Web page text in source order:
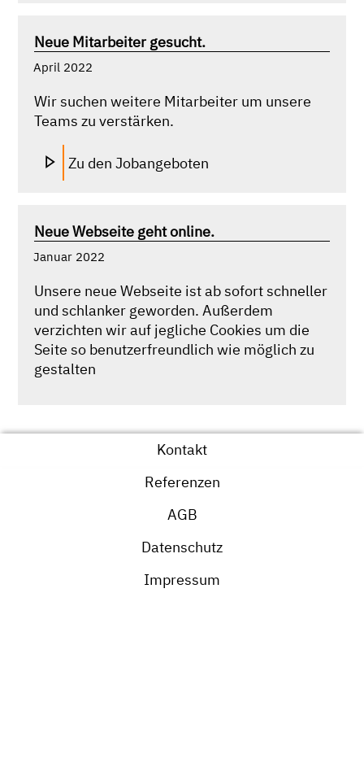
Neue Mitarbeiter gesucht.
April 2022
Wir suchen weitere Mitarbeiter um unsere
Teams zu verstärken.
Zu den Jobangeboten
Neue Webseite geht online.
Januar 2022
Unsere neue Webseite ist ab sofort schneller
und schlanker geworden. Außerdem
verzichten wir auf jegliche Cookies um die
Seite so benutzerfreundlich wie möglich zu
gestalten
Kontakt
Referenzen
AGB
Datenschutz
Impressum